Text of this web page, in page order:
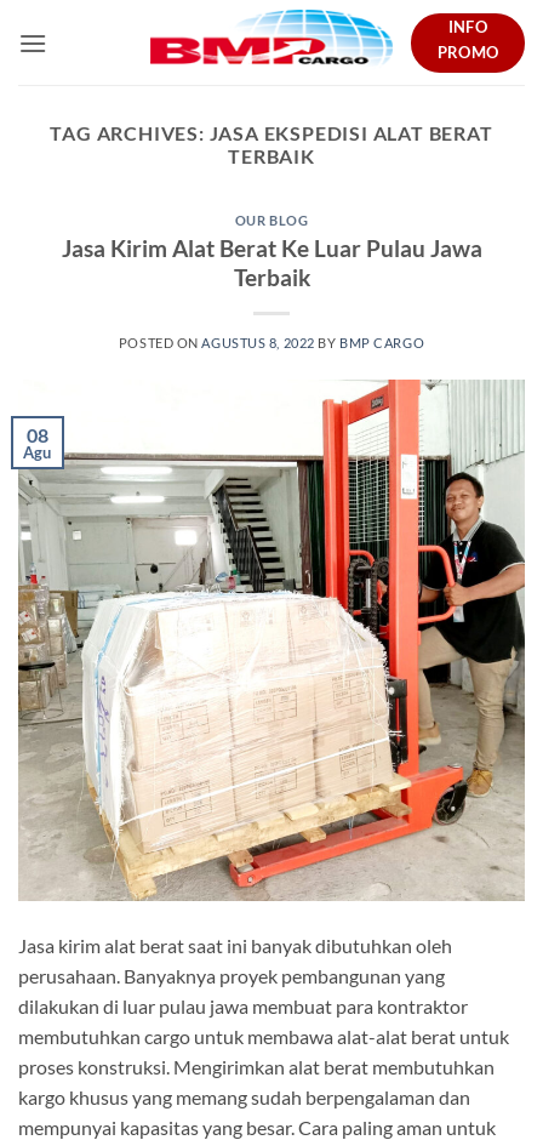
INFO
PROMO
TAG ARCHIVES: JASA EKSPEDISI ALAT BERAT
TERBAIK
OUR BLOG
Jasa Kirim Alat Berat Ke Luar Pulau Jawa
Terbaik
POSTED ON AGUSTUS 8, 2022 BY BMP CARGO
08
Agu
Jasa kirim alat berat saat ini banyak dibutuhkan oleh
perusahaan. Banyaknya proyek pembangunan yang
dilakukan di luar pulau jawa membuat para kontraktor
membutuhkan cargo untuk membawa alat-alat berat untuk
proses konstruksi. Mengirimkan alat berat membutuhkan
kargo khusus yang memang sudah berpengalaman dan
mempunyai kapasitas yang besar. Cara paling aman untuk